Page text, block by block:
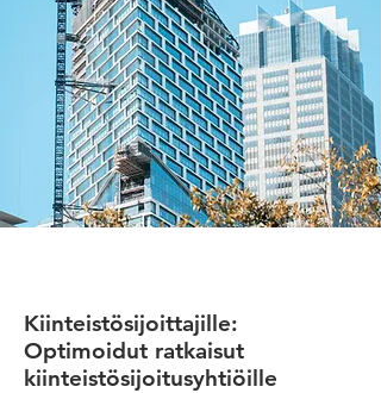
Kiinteistösijoittajille:
Optimoidut ratkaisut
kiinteistösijoitusyhtiöille